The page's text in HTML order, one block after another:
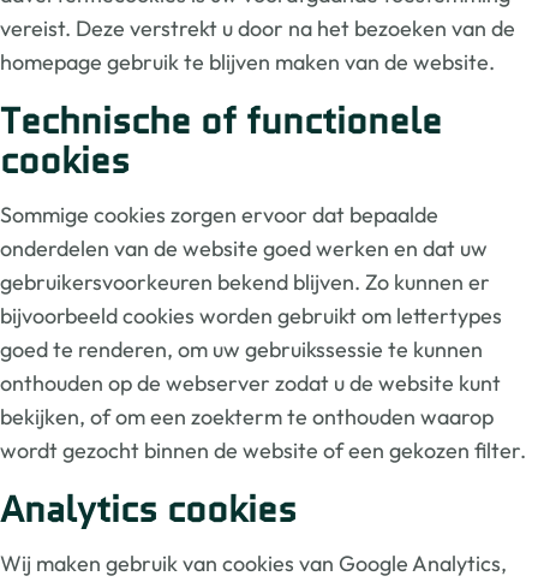
vereist. Deze verstrekt u door na het bezoeken van de
homepage gebruik te blijven maken van de website.
Technische of functionele
cookies
Sommige cookies zorgen ervoor dat bepaalde
onderdelen van de website goed werken en dat uw
gebruikersvoorkeuren bekend blijven. Zo kunnen er
bijvoorbeeld cookies worden gebruikt om lettertypes
goed te renderen, om uw gebruikssessie te kunnen
onthouden op de webserver zodat u de website kunt
bekijken, of om een zoekterm te onthouden waarop
wordt gezocht binnen de website of een gekozen filter.
Analytics cookies
Wij maken gebruik van cookies van Google Analytics,